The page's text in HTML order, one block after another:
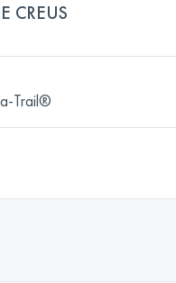
CREUS
Trail®